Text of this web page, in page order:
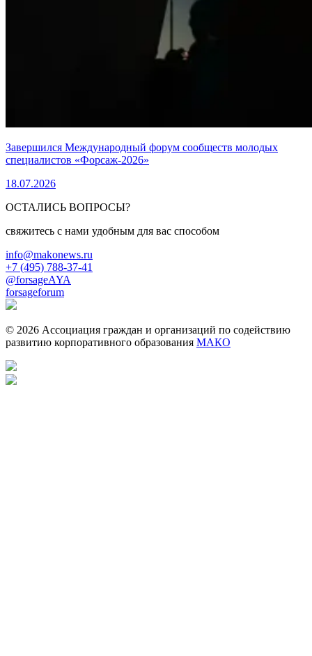
Завершился Международный форум сообществ молодых
специалистов «Форсаж-2026»
18.07.2026
ОСТАЛИСЬ ВОПРОСЫ?
свяжитесь с нами удобным для вас способом
info@makonews.ru
+7 (495) 788-37-41
@forsageAYA
forsageforum
© 2026 Ассоциация граждан и организаций по содействию
развитию корпоративного образования МАКО